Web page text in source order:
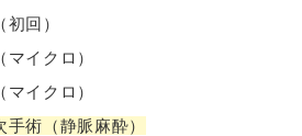
回）
イクロ）
イクロ）
術（静脈麻酔）